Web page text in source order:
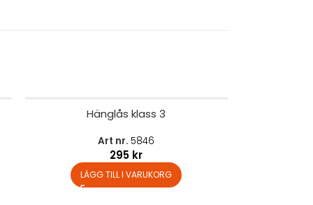
Hänglås klass 3
Art nr. 5846
295 kr
LÄGG TILL I VARUKORG